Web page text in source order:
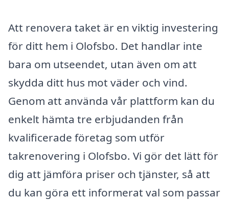
Att renovera taket är en viktig investering
för ditt hem i Olofsbo. Det handlar inte
bara om utseendet, utan även om att
skydda ditt hus mot väder och vind.
Genom att använda vår plattform kan du
enkelt hämta tre erbjudanden från
kvalificerade företag som utför
takrenovering i Olofsbo. Vi gör det lätt för
dig att jämföra priser och tjänster, så att
du kan göra ett informerat val som passar